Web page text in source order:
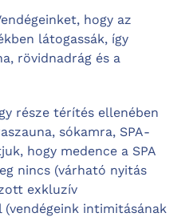
hogy az
látogassák, így
rövidnadrág és a
része térítés ellenében
sókamra, SPA-
hogy medence a SPA
nincs (várható nyitás
exkluzív
intimitásának